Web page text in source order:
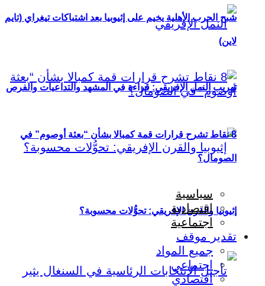
تهريب النمل الإفريقي: قراءة في المشهد والتداعيات والفرص
إثيوبيا والقرن الإفريقي: تحوُّلات محسوبة؟
شبح الحرب الأهلية يخيم على إثيوبيا بعد اشتباكات تيغراي (تايم
لاين)
8 نقاط تشرح قرارات قمة كمبالا بشأن “بعثة أوصوم” في
الصومال؟
سياسية
اقتصادية
اجتماعية
تقدير موقف
جميع المواد
اجتماعي
اقتصادي